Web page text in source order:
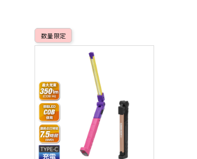
数量限定